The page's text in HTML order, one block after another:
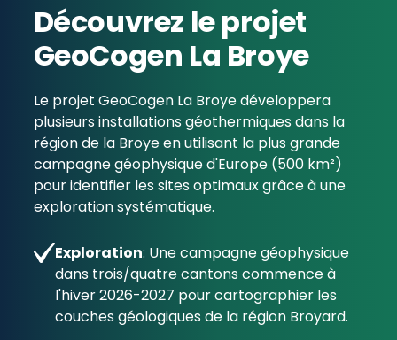
Découvrez le projet
GeoCogen La Broye
Le projet GeoCogen La Broye développera
plusieurs installations géothermiques dans la
région de la Broye en utilisant la plus grande
campagne géophysique d'Europe (500 km²)
pour identifier les sites optimaux grâce à une
exploration systématique.
Exploration: Une campagne géophysique
dans trois/quatre cantons commence à
l'hiver 2026-2027 pour cartographier les
couches géologiques de la région Broyard.